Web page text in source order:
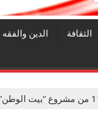
الثقافة الدين والفقه